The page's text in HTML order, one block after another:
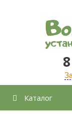
содержимому
Каталог